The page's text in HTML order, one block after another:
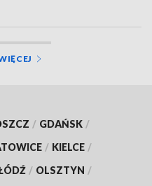
/ GDAŃSK /
/ KIELCE /
/ OLSZTYN /